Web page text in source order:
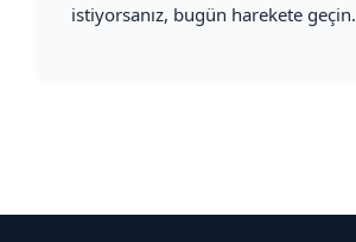
istiyorsanız, bugün harekete geçin.